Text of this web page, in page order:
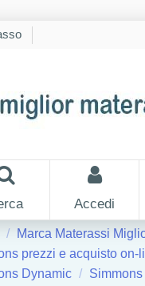
Accedi
Marca Materassi
prezzi e acquisto on-
Dynamic
Simmons